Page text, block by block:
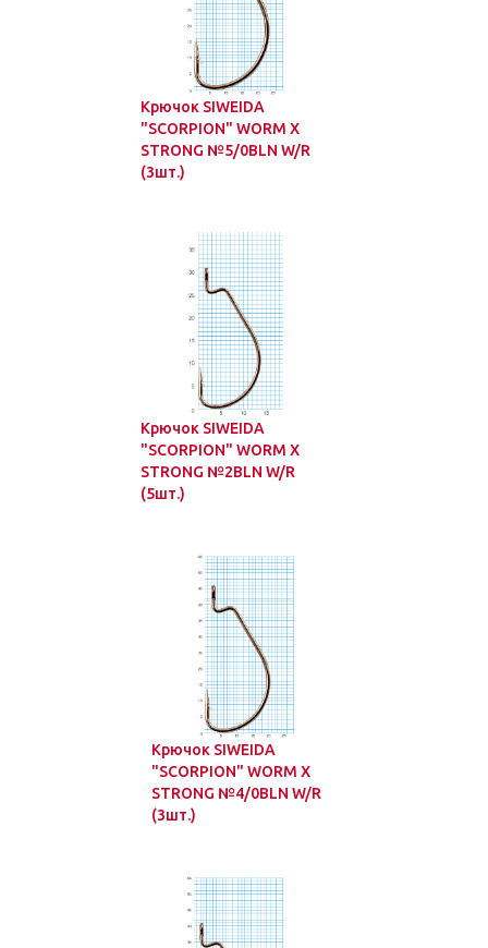
Крючок SIWEIDA
"SCORPION" WORM X
STRONG №5/0BLN W/R
(3шт.)
Крючок SIWEIDA
"SCORPION" WORM X
STRONG №2BLN W/R
(5шт.)
Крючок SIWEIDA
"SCORPION" WORM X
STRONG №4/0BLN W/R
(3шт.)